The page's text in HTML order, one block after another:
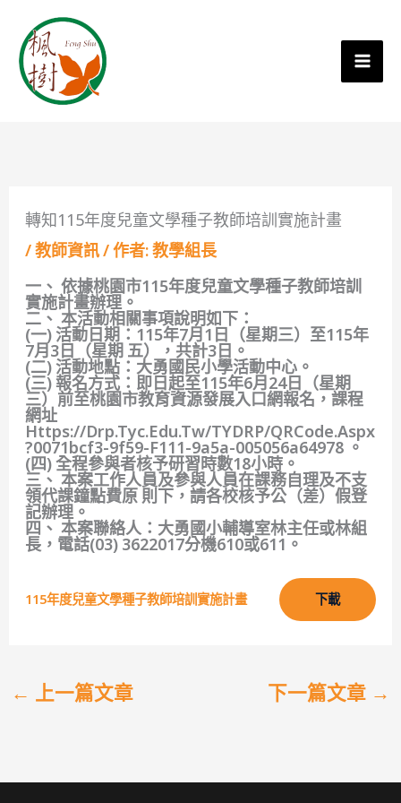
轉知115年度兒童文學種子教師培訓實施計畫
/教師資訊/ 作者:教學組長
一、 依據桃園市115年度兒童文學種子教師培訓
實施計畫辦理。
二、 本活動相關事項說明如下：
(一) 活動日期：115年7月1日（星期三）至115年
7月3日（星期 五），共計3日。
(二) 活動地點：大勇國民小學活動中心。
(三) 報名方式：即日起至115年6月24日（星期
三）前至桃園市教育資源發展入口網報名，課程
網址
Https://drp.tyc.edu.tw/TYDRP/QRCode.aspx
?0071bcf3-9f59-F111-9a5a-005056a64978 。
(四) 全程參與者核予研習時數18小時。
三、 本案工作人員及參與人員在課務自理及不支
領代課鐘點費原 則下，請各校核予公（差）假登
記辦理。
四、 本案聯絡人：大勇國小輔導室林主任或林組
長，電話(03) 3622017分機610或611。
115年度兒童文學種子教師培訓實施計畫 下載
← 上一篇文章 下一篇文章 →